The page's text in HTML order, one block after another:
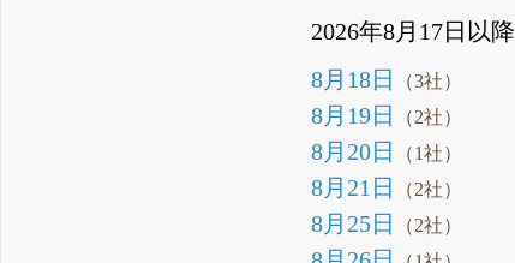
2026年8月17日以降
8月18日
（3社）
8月19日 （2社）
8月20日 （1社）
8月21日 （2社）
8月25日 （2社）